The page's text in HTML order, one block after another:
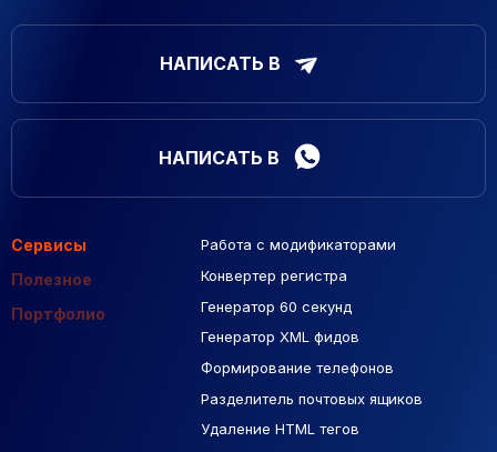
НАПИСАТЬ В
НАПИСАТЬ В
Сервисы
Полезное
Портфолио
Работа с модификаторами
Конвертер регистра
Генератор 60 секунд
Генератор XML фидов
Формирование телефонов
Разделитель почтовых ящиков
Удаление HTML тегов
Подборка сайтов
Макеты Figma
База Яндекс Карты
РСЯ площадки
Созданные сайты
Контекстная реклама